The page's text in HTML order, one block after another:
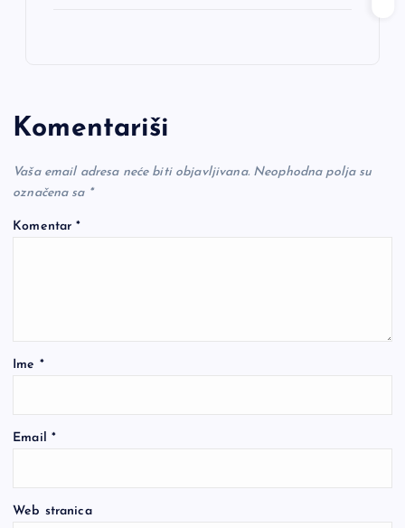
Komentariši
Vaša email adresa neće biti objavljivana. Neophodna polja su
označena sa *
Komentar*
Ime *
Email *
Web stranica